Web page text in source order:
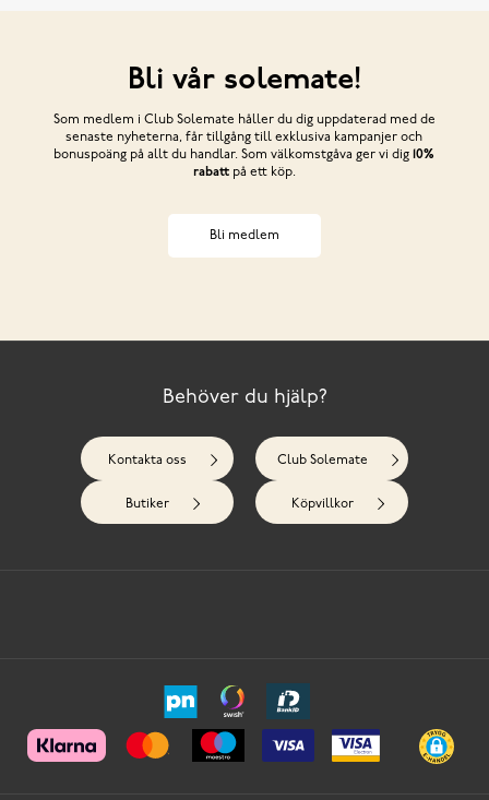
Bli vår solemate!
Som medlem i Club Solemate håller du dig uppdaterad med de
senaste nyheterna, får tillgång till exklusiva kampanjer och
bonuspoäng på allt du handlar. Som välkomstgåva ger vi dig 10%
rabattpå ett köp.
Bli medlem
Behöver du hjälp?
Kontakta oss Club Solemate
Butiker Köpvillkor